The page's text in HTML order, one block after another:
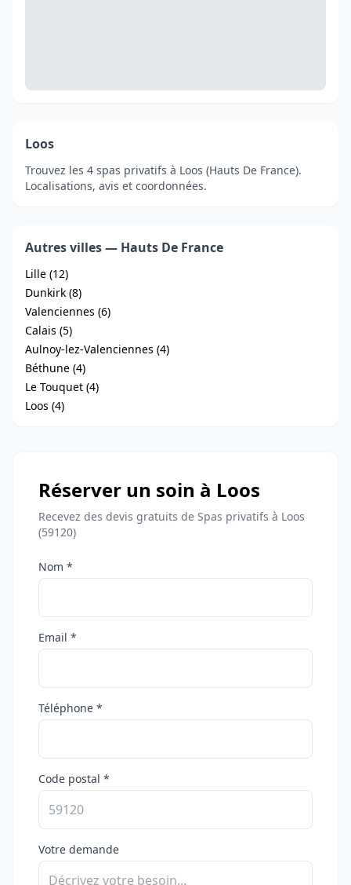
Loos
Trouvez les 4 spas privatifs à Loos (Hauts De France).
Localisations, avis et coordonnées.
Autres villes — Hauts De France
Lille (12)
Dunkirk (8)
Valenciennes (6)
Calais (5)
Aulnoy-lez-Valenciennes (4)
Béthune (4)
Le Touquet (4)
Loos (4)
Réserver un soin à Loos
Recevez des devis gratuits de Spas privatifs à Loos
(59120)
Nom *
Email *
Téléphone *
Code postal *
Votre demande